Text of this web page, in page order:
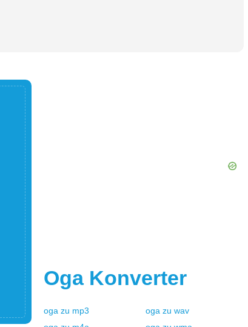
Oga Konverter
oga zu mp3 oga zu wav